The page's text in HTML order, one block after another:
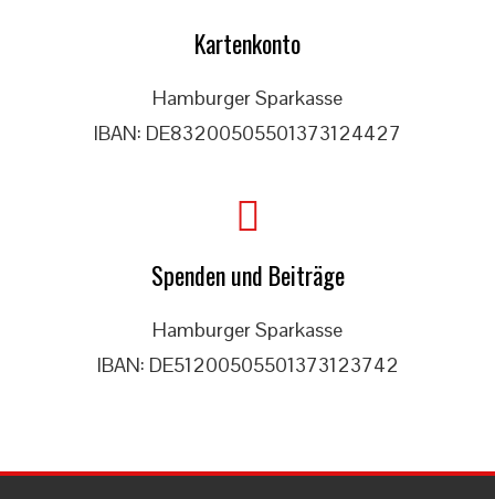
Kartenkonto
Hamburger Sparkasse
IBAN: DE83200505501373124427
Spenden und Beiträge
Hamburger Sparkasse
IBAN: DE51200505501373123742